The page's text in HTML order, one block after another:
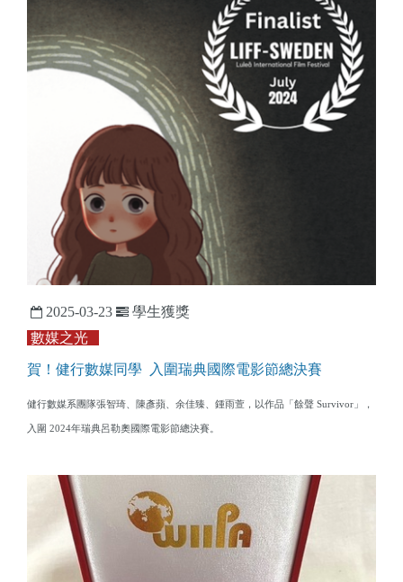
2025-03-23
學生獲獎
數媒之光
賀！健行數媒同學 入圍瑞典國際電影節總決賽
健行數媒系團隊張智琦、陳彥蘋、余佳臻、鍾雨萱，以作品「餘聲 Survivor」，
入圍 2024年瑞典呂勒奧國際電影節總決賽。